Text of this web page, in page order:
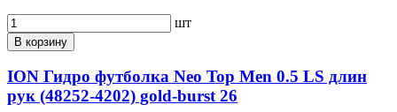
шт
В корзину
ION Гидро футболка Neo Top Men 0.5 LS длин
рук (48252-4202) gold-burst 26